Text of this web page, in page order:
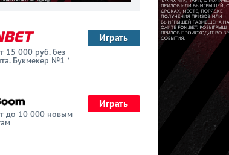
15 000 руб. без
Букмекер №1 *
Играть
до 10 000 новым
Играть